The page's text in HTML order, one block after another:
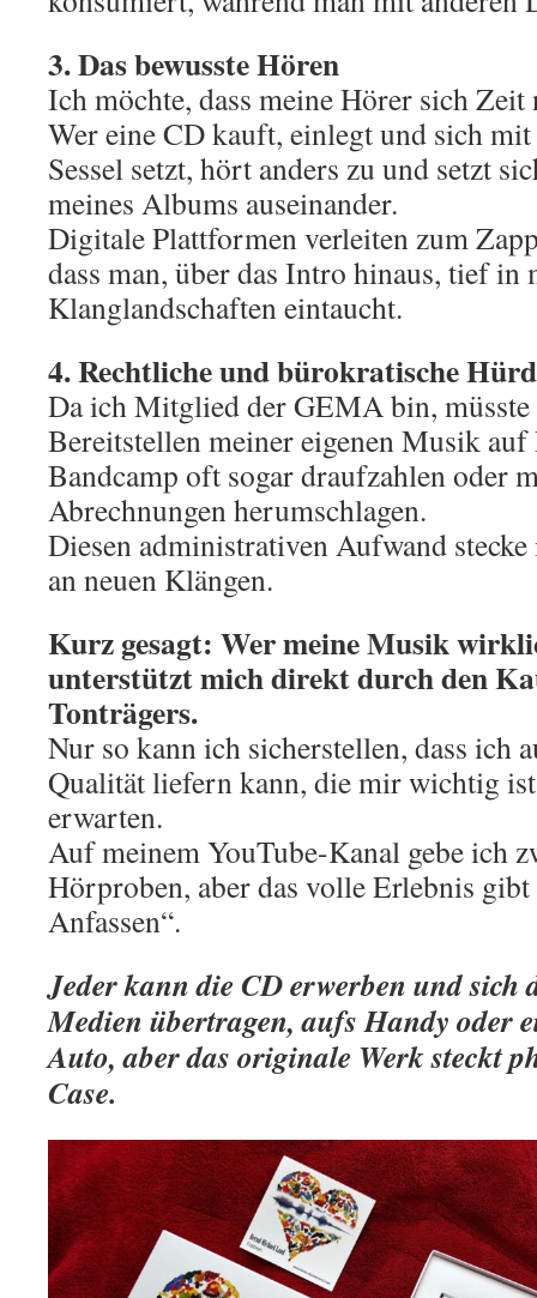
3. Das bewusste Hören
Ich möchte, dass meine Hörer sich Zeit
Wer eine CD kauft, einlegt und sich
Sessel setzt, hört anders zu und setzt
meines Albums auseinander.
Digitale Plattformen verleiten zum
dass man, über das Intro hinaus, tief in
Klanglandschaften eintaucht.
4. Rechtliche und bürokratische
Da ich Mitglied der GEMA bin,
Bereitstellen meiner eigenen Musik
Bandcamp oft sogar draufzahlen oder
Abrechnungen herumschlagen.
Diesen administrativen Aufwand
an neuen Klängen.
Kurz gesagt: Wer meine Musik
unterstützt mich direkt durch den
Tonträgers.
Nur so kann ich sicherstellen, dass ich
Qualität liefern kann, die mir wichtig
erwarten.
Auf meinem YouTube-Kanal gebe ich
Hörproben, aber das volle Erlebnis gibt
Anfassen“.
Jeder kann die CD erwerben und sich
Medien übertragen, aufs Handy oder
Auto, aber das originale Werk steckt
Case.